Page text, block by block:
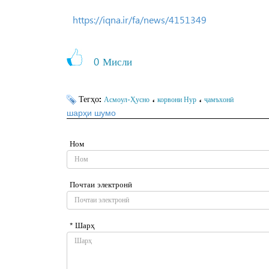
https://iqna.ir/fa/news/4151349
0 Мисли
Тегҳо: Асмоул-Ҳусно ، корвони Нур ، ҷамъхонӣ
шарҳи шумо
Ном
Почтаи электронӣ
* Шарҳ